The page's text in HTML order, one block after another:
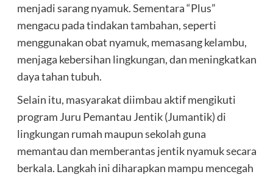
menjadi sarang nyamuk. Sementara “Plus”
mengacu pada tindakan tambahan, seperti
menggunakan obat nyamuk, memasang kelambu,
menjaga kebersihan lingkungan, dan meningkatkan
daya tahan tubuh.
Selain itu, masyarakat diimbau aktif mengikuti
program Juru Pemantau Jentik (Jumantik) di
lingkungan rumah maupun sekolah guna
memantau dan memberantas jentik nyamuk secara
berkala. Langkah ini diharapkan mampu mencegah